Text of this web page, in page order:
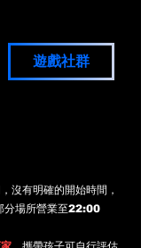
遊戲社群
沒有明確的開始時間，
分場所營業至22:00